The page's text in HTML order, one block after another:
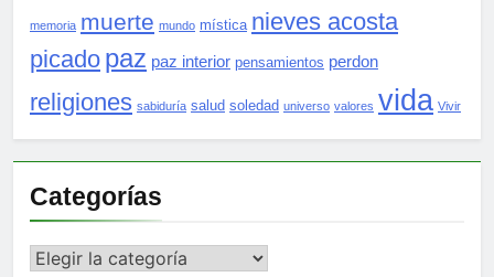
memoria muerte mundo mística nieves acosta
picado paz paz interior pensamientos perdon
religiones sabiduría salud soledad universo valores vida Vivir
Categorías
Categorías